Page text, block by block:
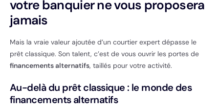
votre banquier ne vous proposera
jamais
Mais la vraie valeur ajoutée d’un courtier expert dépasse le
prêt classique. Son talent, c’est de vous ouvrir les portes de
financements alternatifs, taillés pour votre activité.
Au-delà du prêt classique : le monde des
financements alternatifs